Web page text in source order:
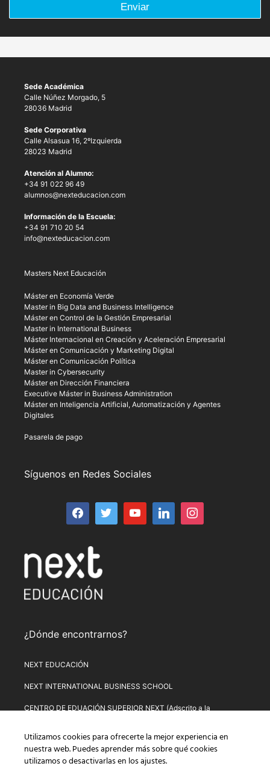
Enviar
Sede Académica
Calle Núñez Morgado, 5
28036 Madrid
Sede Corporativa
Calle Alsasua 16, 2ºIzquierda
28023 Madrid
Atención al Alumno:
+34 91 022 96 49
alumnos@nexteducacion.com
Información de la Escuela:
+34 91 710 20 54
info@nexteducacion.com
Masters Next Educación
Máster en Economía Verde
Master in Big Data and Business Intelligence
Máster en Control de la Gestión Empresarial
Master in International Business
Máster Internacional en Creación y Aceleración Empresarial
Máster en Comunicación y Marketing Digital
Máster en Comunicación Política
Master in Cybersecurity
Máster en Dirección Financiera
Executive Máster in Business Administration
Máster en Inteligencia Artificial, Automatización y Agentes
Digitales
Pasarela de pago
Síguenos en Redes Sociales
¿Dónde encontrarnos?
NEXT EDUCACIÓN
NEXT INTERNATIONAL BUSINESS SCHOOL
CENTRO DE EDUACIÓN SUPERIOR NEXT (Adscrito a la
PLATAFORMA DE FORMACIÓN NEXT
Aviso Legal–Política de Privacidad–Términos y condiciones de
Utilizamos cookies para ofrecerte la mejor experiencia en
nuestra web. Puedes aprender más sobre qué cookies
utilizamos o desactivarlas en losajustes.